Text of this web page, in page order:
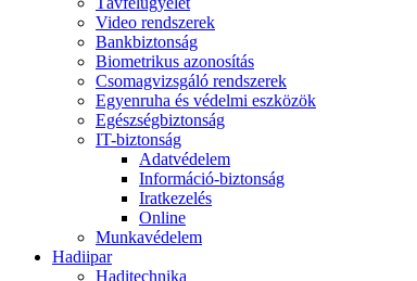
Video rendszerek
Bankbiztonság
Biometrikus azonosítás
Csomagvizsgáló rendszerek
Egyenruha és védelmi eszközök
Egészségbiztonság
IT-biztonság
Adatvédelem
Információ-biztonság
Iratkezelés
Online
Munkavédelem
Hadiipar
Haditechnika